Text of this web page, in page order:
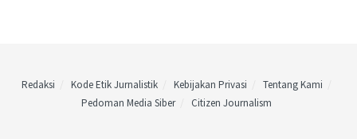
Redaksi Kode Etik Jurnalistik Kebijakan Privasi
Tentang Kami
Pedoman Media Siber
Citizen Journalism